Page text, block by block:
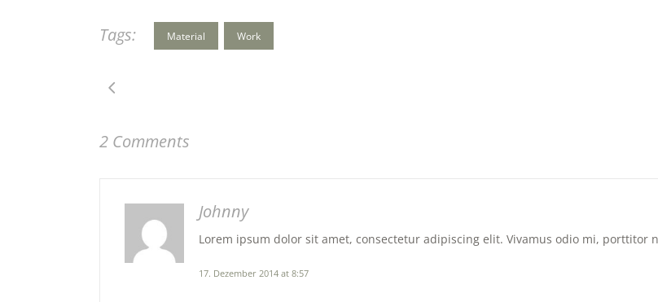
Tags: Material Work
2 Comments
Johnny
Lorem ipsum dolor sit amet, consectetur adipiscing elit. Vivamus odio mi, porttitor
17. Dezember 2014 at 8:57